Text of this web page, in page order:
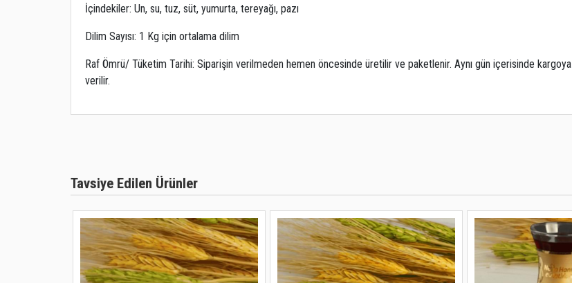
İçindekiler: Un, su, tuz, süt, yumurta, tereyağı, pazı
Dilim Sayısı: 1 Kg için ortalama dilim
Raf Ömrü/ Tüketim Tarihi: Siparişin verilmeden hemen öncesinde üretilir ve paketlenir. Aynı gün içerisinde kargoya
verilir.
Tavsiye Edilen Ürünler